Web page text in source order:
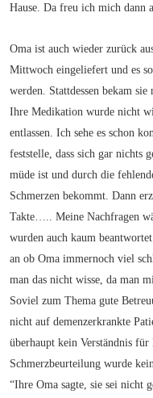
Hause. Da freu ich mich dann
Oma ist auch wieder zurück
Mittwoch eingeliefert und es
werden. Stattdessen bekam
Ihre Medikation wurde nicht
entlassen. Ich sehe es schon
feststelle, dass sich gar nichts
müde ist und durch die
Schmerzen bekommt. Dann
Takte….. Meine Nachfragen
wurden auch kaum
an ob Oma immernoch viel
man das nicht wisse, da man
Soviel zum Thema gute
nicht auf demenzerkrankte
überhaupt kein Verständnis
Schmerzbeurteilung wurde
“Ihre Oma sagte, sie sei nicht